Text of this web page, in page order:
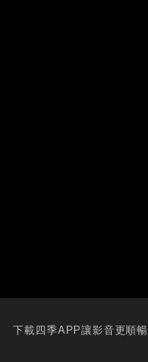
下載四季APP讓影音更順暢